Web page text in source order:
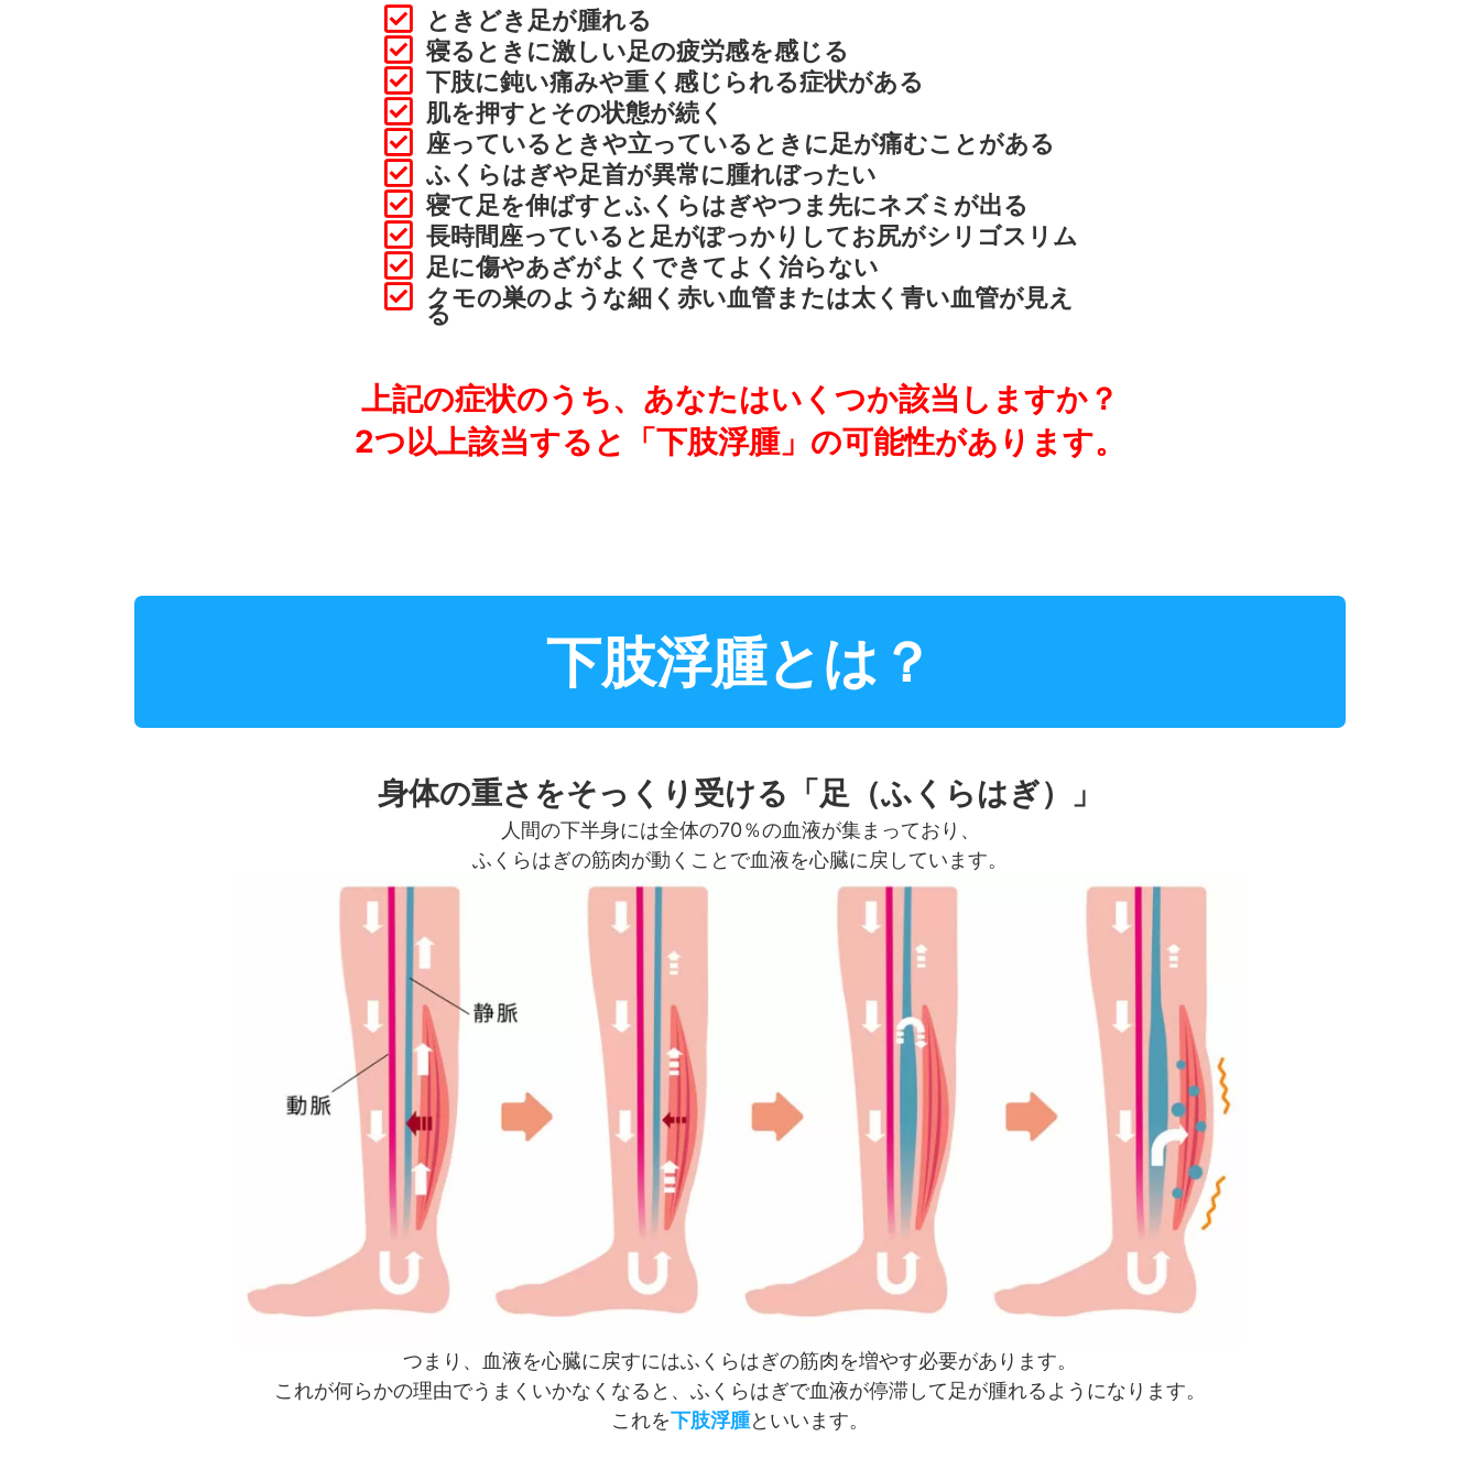
ときどき足が腫れる
寝るときに激しい足の疲労感を感じる
下肢に鈍い痛みや重く感じられる症状がある
肌を押すとその状態が続く
座っているときや立っているときに足が痛むことがある
ふくらはぎや足首が異常に腫れぼったい
寝て足を伸ばすとふくらはぎやつま先にネズミが出る
長時間座っていると足がぽっかりしてお尻がシリゴスリム
足に傷やあざがよくできてよく治らない
クモの巣のような細く赤い血管または太く青い血管が見え
る
上記の症状のうち、あなたはいくつか該当しますか？
2つ以上該当すると「下肢浮腫」の可能性があります。
下肢浮腫とは？
身体の重さをそっくり受ける「足（ふくらはぎ）」
人間の下半身には全体の70％の血液が集まっており、
ふくらはぎの筋肉が動くことで血液を心臓に戻しています。
つまり、血液を心臓に戻すにはふくらはぎの筋肉を増やす必要があります。
これが何らかの理由でうまくいかなくなると、ふくらはぎで血液が停滞して足が腫れるようになります。
これを下肢浮腫といいます。